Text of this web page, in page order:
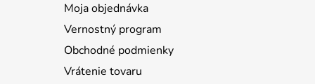
Moja objednávka
Vernostný program
Obchodné podmienky
Vrátenie tovaru